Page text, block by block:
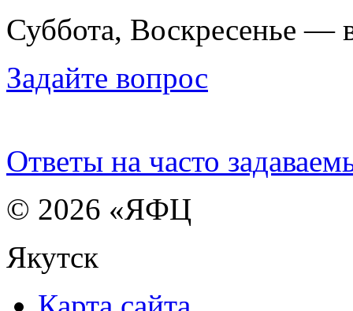
Суббота, Воскресенье —
Задайте вопрос
Ответы на часто
© 2026 «ЯФЦ
Якутск